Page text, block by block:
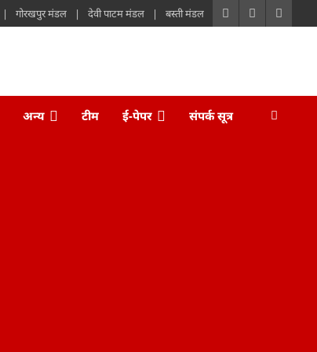
गोरखपुर मंडल देवी पाटम मंडल बस्ती मंडल
अन्य टीम ई-पेपर संपर्क सूत्र